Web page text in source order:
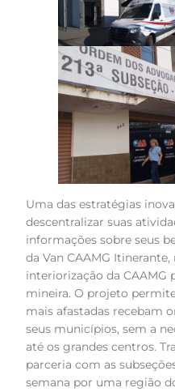
Uma das estratégias
descentralizar suas
informações sobre seus
da Van CAAMG
interiorização da CAAMG
mineira. O projeto
mais afastadas recebam
seus municípios, sem a
até os grandes centros.
parceria com as
semana por uma região